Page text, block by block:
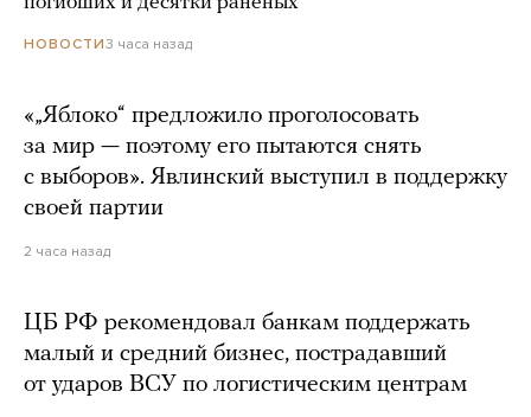
НОВОСТИ3 часа назад
«„Яблоко“ предложило проголосовать
за мир — поэтому его пытаются снять
с выборов». Явлинский выступил в поддержку
своей партии
2 часа назад
ЦБ РФ рекомендовал банкам поддержать
малый и средний бизнес, пострадавший
от ударов ВСУ по логистическим центрам